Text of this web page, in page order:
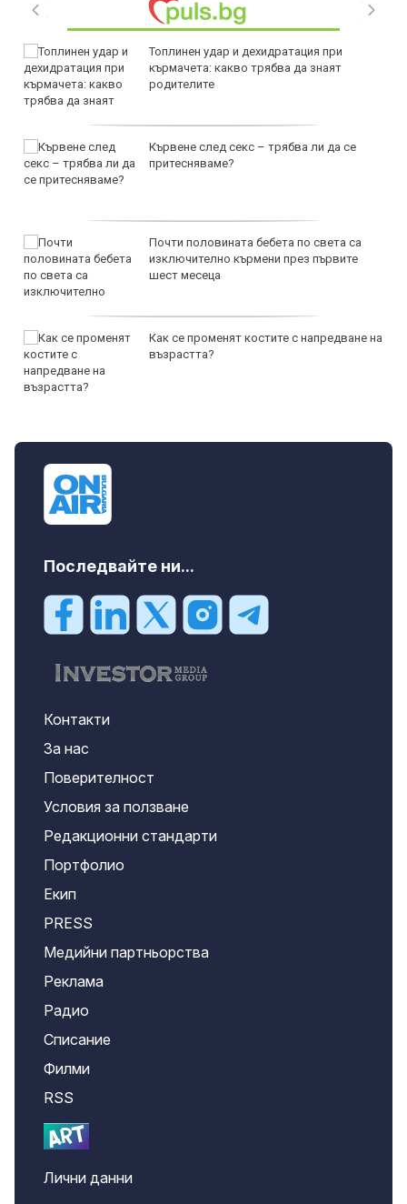
Топлинен удар и дехидратация при
кърмачета: какво трябва да знаят
родителите
Кървене след секс – трябва ли да се
притесняваме?
Почти половината бебета по света са
изключително кърмени през първите
шест месеца
Как се променят костите с напредване на
възрастта?
Последвайте ни...
Контакти
За нас
Поверителност
Условия за ползване
Редакционни стандарти
Портфолио
Екип
PRESS
Медийни партньорства
Реклама
Радио
Списание
Филми
RSS
Лични данни